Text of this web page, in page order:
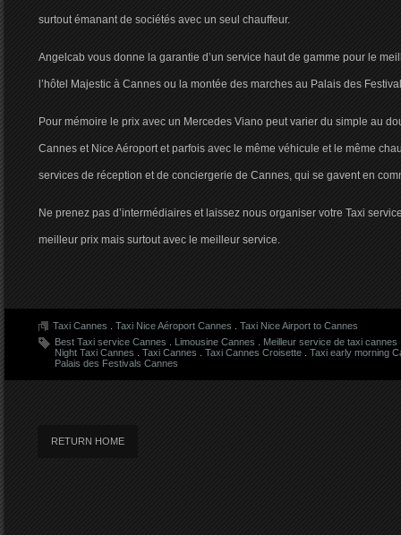
surtout émanant de sociétés avec un seul chauffeur.
Angelcab vous donne la garantie d’un service haut de gamme pour le
l’hôtel Majestic à Cannes ou la montée des marches au Palais des
Pour mémoire le prix avec un Mercedes Viano peut varier du simple au
Cannes et Nice Aéroport et parfois avec le même véhicule et le même
services de réception et de conciergerie de Cannes, qui se gavent en
Ne prenez pas d’intermédiaires et laissez nous organiser votre Taxi
meilleur prix mais surtout avec le meilleur service.
Taxi Cannes Taxi Nice Aéroport Cannes
Taxi Nice Airport to Cannes
Best Taxi service Cannes
Limousine Cannes Meilleur service de taxi cannes
Night Taxi Cannes
Taxi Cannes Taxi Cannes Croisette
Taxi early morning
Palais des Festivals Cannes
RETURN HOME